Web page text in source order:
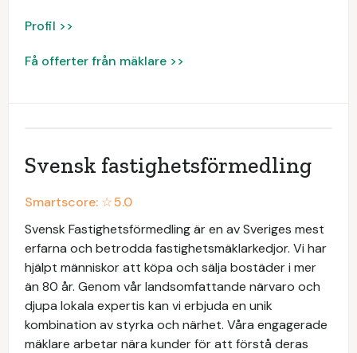
Profil >>
Få offerter från mäklare >>
Svensk fastighetsförmedling
Smartscore: ☆5.0
Svensk Fastighetsförmedling är en av Sveriges mest
erfarna och betrodda fastighetsmäklarkedjor. Vi har
hjälpt människor att köpa och sälja bostäder i mer
än 80 år. Genom vår landsomfattande närvaro och
djupa lokala expertis kan vi erbjuda en unik
kombination av styrka och närhet. Våra engagerade
mäklare arbetar nära kunder för att förstå deras